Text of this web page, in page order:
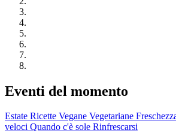
Eventi del momento
Estate Ricette Vegane Vegetariane
veloci Quando c'è sole Rinfrescarsi